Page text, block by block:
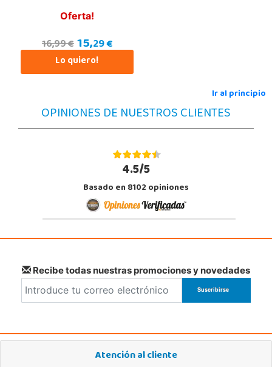
Oferta!
16,99 €15,29 €
Lo quiero!
Ir al principio
OPINIONES DE NUESTROS CLIENTES
4.5/5
Basado en 8102 opiniones
Recibe todas nuestras promociones y novedades
Atención al cliente